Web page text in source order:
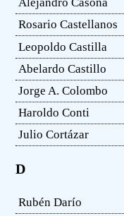
Alejandro Casona
Rosario Castellanos
Leopoldo Castilla
Abelardo Castillo
Jorge A. Colombo
Haroldo Conti
Julio Cortázar
D
Rubén Darío